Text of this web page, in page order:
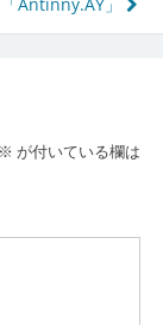
「Antinny.AY」
※ が付いている欄は